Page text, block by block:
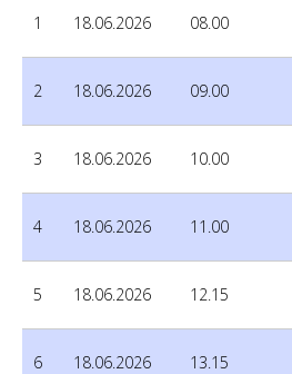
1 18.06.2026 08.00
2 18.06.2026 09.00
3 18.06.2026 10.00
4 18.06.2026 11.00
5 18.06.2026 12.15
6 18.06.2026 13.15